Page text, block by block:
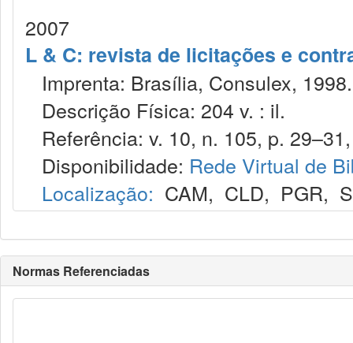
2007
L & C: revista de licitações e
Imprenta: Brasília, Consulex, 1998.
Descrição Física: 204 v. : il.
Referência: v. 10, n. 105, p.
Disponibilidade: Rede Virtual de
Localização: CAM, CLD, PGR,
Normas Referenciadas